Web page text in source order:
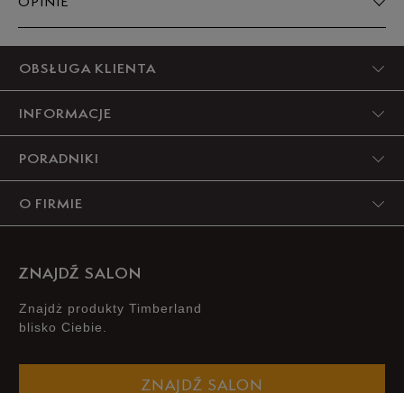
OPINIE
5
4
3
2
OBSŁUGA KLIENTA
INFORMACJE
PORADNIKI
O FIRMIE
ZNAJDŹ SALON
Znajdż produkty Timberland
blisko Ciebie.
ZNAJDŹ SALON